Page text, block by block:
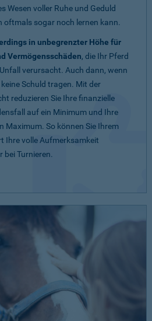
Wesen voller Ruhe und Geduld
oftmals sogar noch lernen kann.
in unbegrenzter Höhe für
Vermögensschäden, die Ihr Pferd
verursacht. Auch dann, wenn
Schuld tragen. Mit der
reduzieren Sie Ihre finanzielle
auf ein Minimum und Ihre
Maximum. So können Sie Ihrem
Ihre volle Aufmerksamkeit
bei Turnieren.